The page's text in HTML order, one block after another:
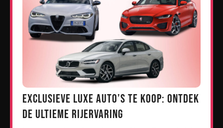
Exclusieve Luxe Auto’s te Koop: Ontdek
de Ultieme Rijervaring